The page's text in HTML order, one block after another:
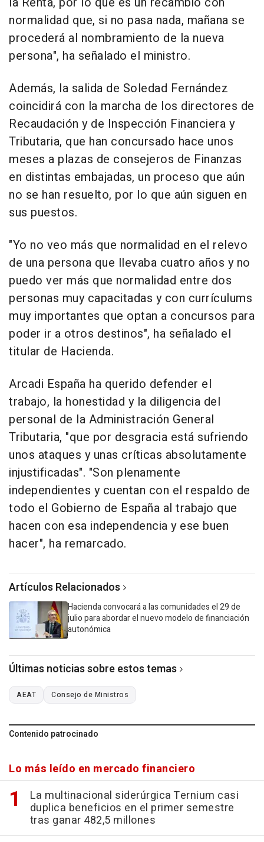
normalidad que, si no pasa nada, mañana se
procederá al nombramiento de la nueva
persona", ha señalado el ministro.
Además, la salida de Soledad Fernández
coincidirá con la marcha de los directores de
Recaudación y de Inspección Financiera y
Tributaria, que han concursado hace unos
meses a plazas de consejeros de Finanzas
en distintas embajadas, un proceso que aún
no se han resuelto, por lo que aún siguen en
sus puestos.
"Yo no veo más que normalidad en el relevo
de una persona que llevaba cuatro años y no
puedo ver más que normalidad entre dos
personas muy capacitadas y con currículums
muy importantes que optan a concursos para
poder ir a otros destinos", ha señalado el
titular de Hacienda.
Arcadi España ha querido defender el
trabajo, la honestidad y la diligencia del
personal de la Administración General
Tributaria, "que por desgracia está sufriendo
unos ataques y unas críticas absolutamente
injustificadas". "Son plenamente
independientes y cuentan con el respaldo de
todo el Gobierno de España al trabajo que
hacen con esa independencia y ese buen
hacer", ha remarcado.
Artículos Relacionados
Hacienda convocará a las comunidades el 29 de
julio para abordar el nuevo modelo de financiación
autonómica
Últimas noticias sobre estos temas
AEAT Consejo de Ministros
Contenido patrocinado
Lo más leído en mercado financiero
La multinacional siderúrgica Ternium casi
duplica beneficios en el primer semestre
tras ganar 482,5 millones